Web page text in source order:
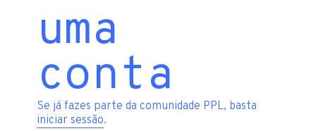
uma
conta
Se já fazes parte da comunidade PPL, basta
iniciar sessão.